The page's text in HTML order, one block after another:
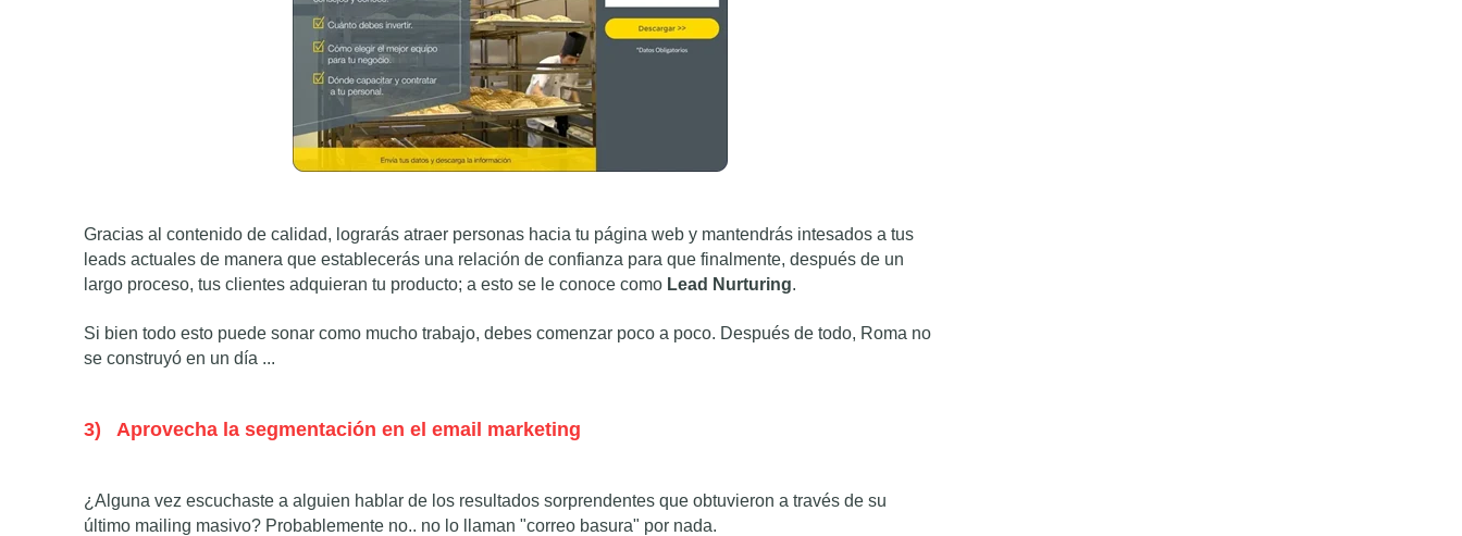
Gracias al contenido de calidad, lograrás atraer personas hacia tu página web y mantendrás intesados a tus
leads actuales de manera que establecerás una relación de confianza para que finalmente, después de un
largo proceso, tus clientes adquieran tu producto; a esto se le conoce como Lead Nurturing.
Si bien todo esto puede sonar como mucho trabajo, debes comenzar poco a poco. Después de todo, Roma no
se construyó en un día ...
3) Aprovecha la segmentación en el email marketing
¿Alguna vez escuchaste a alguien hablar de los resultados sorprendentes que obtuvieron a través de su
último mailing masivo? Probablemente no.. no lo llaman "correo basura" por nada.